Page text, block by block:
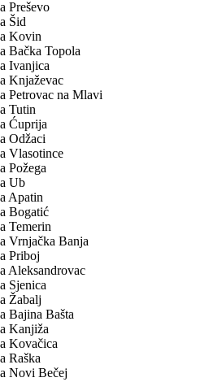
Preševo
Šid
Kovin
Bačka Topola
Ivanjica
Knjaževac
Petrovac na Mlavi
Tutin
Ćuprija
Odžaci
Vlasotince
Požega
Ub
Apatin
Bogatić
Temerin
Vrnjačka Banja
Priboj
Aleksandrovac
Sjenica
Žabalj
Bajina Bašta
Kanjiža
Kovačica
Raška
Novi Bečej